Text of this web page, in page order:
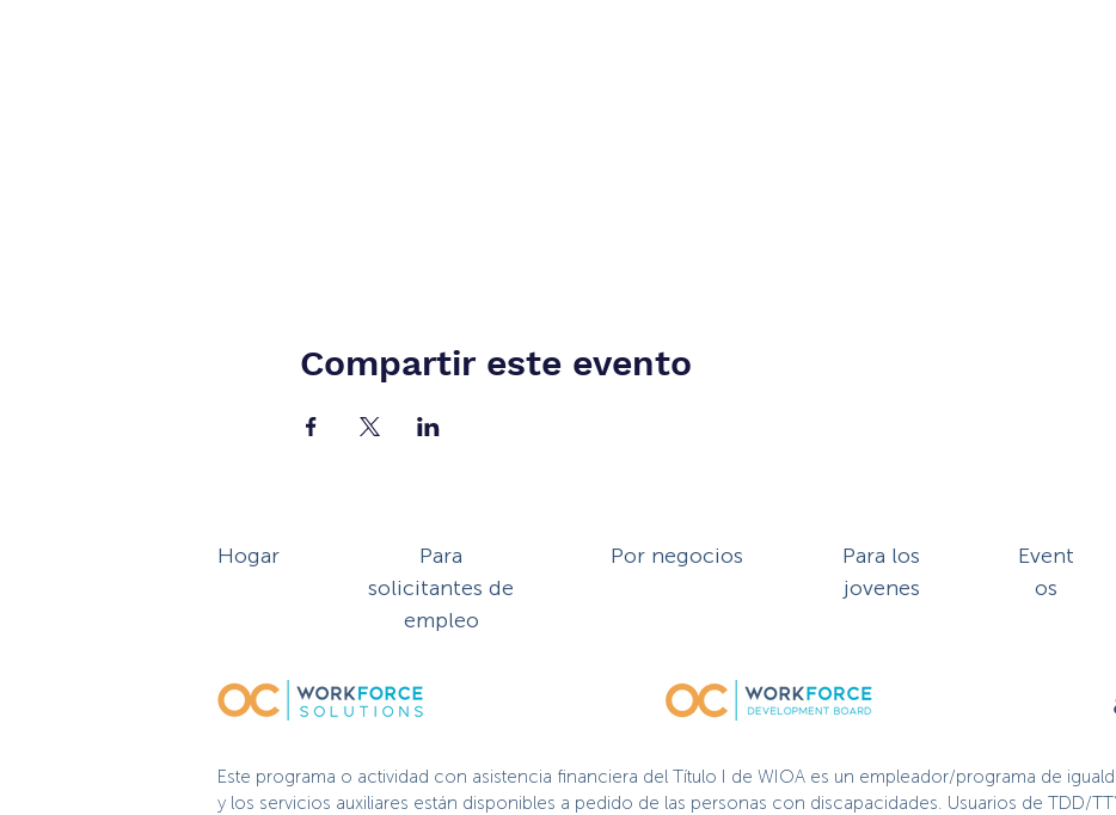
Compartir este evento
Hogar
Para
solicitantes de
empleo
Por negocios
Para los
jovenes
Event
os
Este programa o actividad con asistencia financiera del Título I de WIOA es un empleador/programa de
y los servicios auxiliares están disponibles a pedido de las personas con discapacidades. Usuarios de TDD/